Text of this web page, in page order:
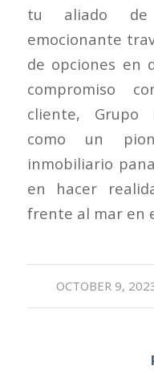
tu aliado de
emocionante
de opciones en
compromiso
cliente, Grupo
como un
inmobiliario
en hacer
frente al mar en
OCTOBER 9,
/